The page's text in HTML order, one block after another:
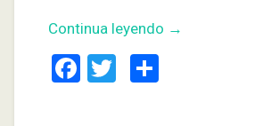
Continua leyendo →
Facebook
Twitter